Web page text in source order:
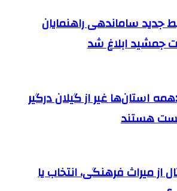
جدید ساماندهی راهنمایان
جمشید ابلاغ شد
استان‌ها غیر از گیلان درگیر
هستند
از میراث فرهنگی، انتخاب یا